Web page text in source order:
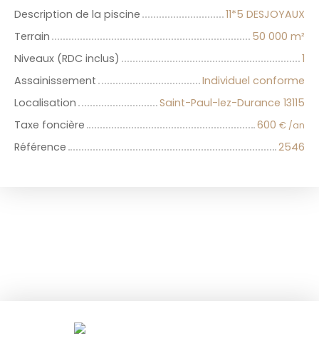
Description de la piscine
11*5 DESJOYAUX
Terrain
50 000 m²
Niveaux (RDC inclus)
1
Assainissement
Individuel conforme
Localisation
Saint-Paul-lez-Durance 13115
Taxe foncière
600 € /an
Référence 2546